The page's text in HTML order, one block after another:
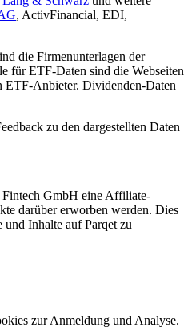
, ActivFinancial, EDI,
die Firmenunterlagen der
für ETF-Daten sind die Webseiten
ETF-Anbieter. Dividenden-Daten
zu den dargestellten Daten
GmbH eine Affiliate-
darüber erworben werden. Dies
Inhalte auf Parqet zu
zur Anmeldung und Analyse.